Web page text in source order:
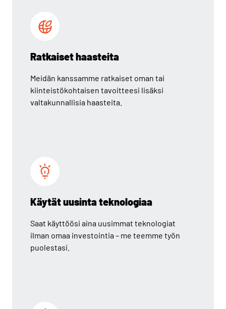
Ratkaiset haasteita
Meidän kanssamme ratkaiset oman tai
kiinteistökohtaisen tavoitteesi lisäksi
valtakunnallisia haasteita.
Käytät uusinta teknologiaa
Saat käyttöösi aina uusimmat teknologiat
ilman omaa investointia – me teemme työn
puolestasi.